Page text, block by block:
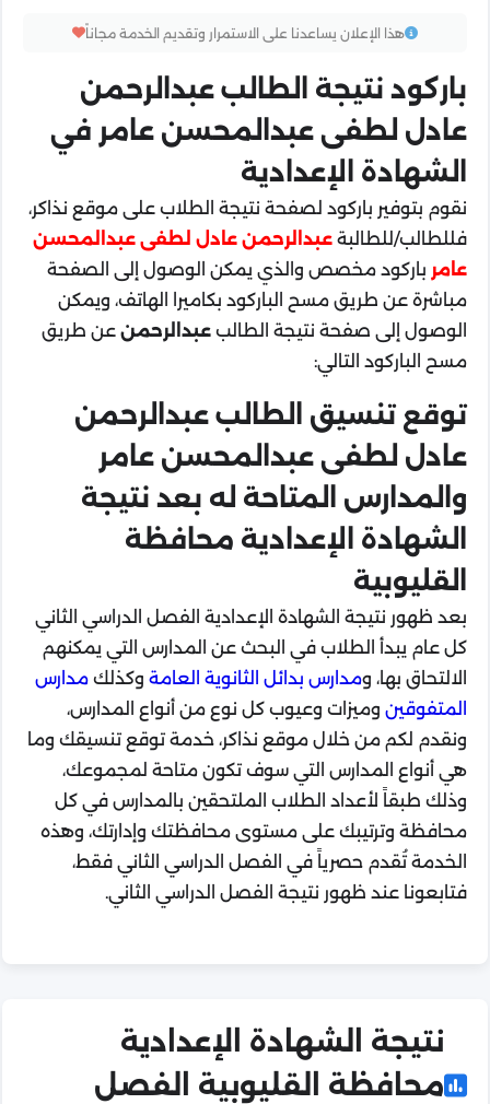
هذا الإعلان يساعدنا على الاستمرار وتقديم الخدمة مجاناً
باركود نتيجة الطالب عبدالرحمن
عادل لطفى عبدالمحسن عامر في
الشهادة الإعدادية
نقوم بتوفير باركود لصفحة نتيجة الطلاب على موقع نذاكر،
فللطالب/للطالبةعبدالرحمن عادل لطفى عبدالمحسن
عامر باركود مخصص والذي يمكن الوصول إلى الصفحة
مباشرة عن طريق مسح الباركود بكاميرا الهاتف، ويمكن
الوصول إلى صفحة نتيجة الطالبعبدالرحمن عن طريق
مسح الباركود التالي:
توقع تنسيق الطالب عبدالرحمن
عادل لطفى عبدالمحسن عامر
والمدارس المتاحة له بعد نتيجة
الشهادة الإعدادية محافظة
القليوبية
بعد ظهور نتيجة الشهادة الإعدادية الفصل الدراسي الثاني
كل عام يبدأ الطلاب في البحث عن المدارس التي يمكنهم
الالتحاق بها، ومدارس بدائل الثانوية العامة وكذلكمدارس
المتفوقين وميزات وعيوب كل نوع من أنواع المدارس،
ونقدم لكم من خلال موقع نذاكر، خدمة توقع تنسيقك وما
هي أنواع المدارس التي سوف تكون متاحة لمجموعك،
وذلك طبقاً لأعداد الطلاب الملتحقين بالمدارس في كل
محافظة وترتيبك على مستوى محافظتك وإدارتك، وهذه
الخدمة تُقدم حصرياً في الفصل الدراسي الثاني فقط،
فتابعونا عند ظهور نتيجة الفصل الدراسي الثاني.
نتيجة الشهادة الإعدادية
محافظة القليوبية الفصل